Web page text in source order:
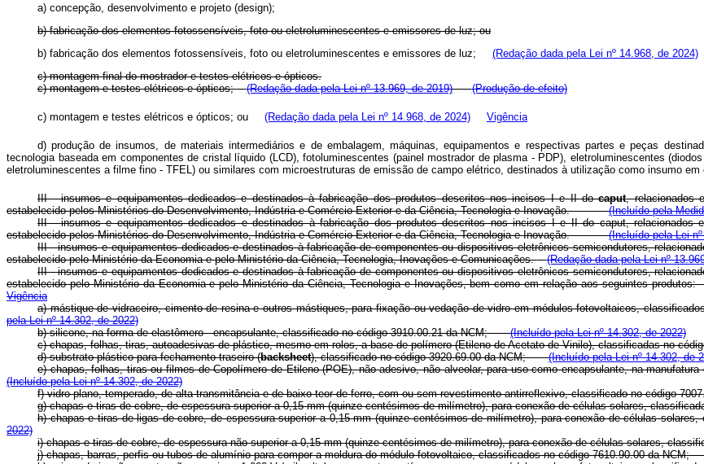
a) concepção, desenvolvimento e projeto (design);
b) fabricação dos elementos fotossensíveis, foto ou eletroluminescentes e emissores de luz; ou
b) fabricação dos elementos fotossensíveis, foto ou eletroluminescentes e emissores de luz; (Redação dada pela Lei nº 14.968, de 2024)
c) montagem final do mostrador e testes elétricos e ópticos.
c) montagem e testes elétricos e ópticos;
(Redação dada pela Lei nº 13.969, de 2019) (Produção de efeito)
c) montagem e testes elétricos e ópticos; ou (Redação dada pela Lei nº 14.968, de 2024) Vigência
d) produção de insumos, de materiais intermediários e de embalagem, máquinas, equipamentos e respectivas partes e peças
tecnologia baseada em componentes de cristal líquido (LCD), fotoluminescentes (painel mostrador de plasma - PDP), eletroluminescentes
eletroluminescentes a filme fino - TFEL) ou similares com microestruturas de emissão de campo elétrico, destinados à utilização como insumo
III - insumos e equipamentos dedicados e destinados à fabricação dos produtos descritos nos incisos I e II docaput, relacionados
estabelecido pelos Ministérios do Desenvolvimento, Indústria e Comércio Exterior e da Ciência, Tecnologia e Inovação.(Incluído pela
III - insumos e equipamentos dedicados e destinados à fabricação dos produtos descritos nos incisos I e II docaput, relacionados
estabelecido pelos Ministérios do Desenvolvimento, Indústria e Comércio Exterior e da Ciência, Tecnologia e Inovação.(Incluído pela Lei
III - insumos e equipamentos dedicados e destinados à fabricação de componentes ou dispositivos eletrônicos semicondutores,
estabelecido pelo Ministério da Economia e pelo Ministério da Ciência, Tecnologia, Inovações e Comunicações.
(Redação dada pela Lei nº
III - insumos e equipamentos dedicados e destinados à fabricação de componentes ou dispositivos eletrônicos semicondutores,
estabelecido pelo Ministério da Economia e pelo Ministério da Ciência, Tecnologia e Inovações, bem como em relação aos seguintes
Vigência
a) mástique de vidraceiro, cimento de resina e outros mástiques, para fixação ou vedação de vidro em módulos fotovoltaicos,
pela Lei nº 14.302, de 2022)
b) silicone, na forma de elastômero - encapsulante, classificado no código 3910.00.21 da NCM;(Incluído pela Lei nº 14.302, de 2022)
c) chapas, folhas, tiras, autoadesivas de plástico, mesmo em rolos, a base de polímero (Etileno de Acetato de Vinilo), classificadas no
d) substrato plástico para fechamento traseiro (backsheet), classificado no código 3920.69.00 da NCM;(Incluído pela Lei nº 14.302, de
e) chapas, folhas, tiras ou filmes de Copolímero de Etileno (POE), não adesivo, não alveolar, para uso como encapsulante, na
(Incluído pela Lei nº 14.302, de 2022)
f) vidro plano, temperado, de alta transmitância e de baixo teor de ferro, com ou sem revestimento antirreflexivo, classificado no código
g) chapas e tiras de cobre, de espessura superior a 0,15 mm (quinze centésimos de milímetro), para conexão de células solares,
h) chapas e tiras de ligas de cobre, de espessura superior a 0,15 mm (quinze centésimos de milímetro), para conexão de células
2022)
i) chapas e tiras de cobre, de espessura não superior a 0,15 mm (quinze centésimos de milímetro), para conexão de células solares,
j) chapas, barras, perfis ou tubos de alumínio para compor a moldura do módulo fotovoltaico, classificados no código 7610.90.00 da